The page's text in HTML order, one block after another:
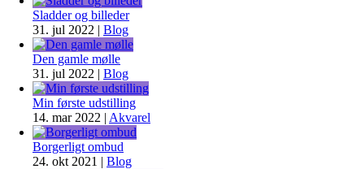
Sladder og billeder
31. jul 2022 | Blog
Den gamle mølle
31. jul 2022 | Blog
Min første udstilling
14. mar 2022 | Akvarel
Borgerligt ombud
24. okt 2021 | Blog